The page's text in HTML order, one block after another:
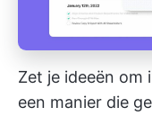
Zet je ideeën om
een manier die